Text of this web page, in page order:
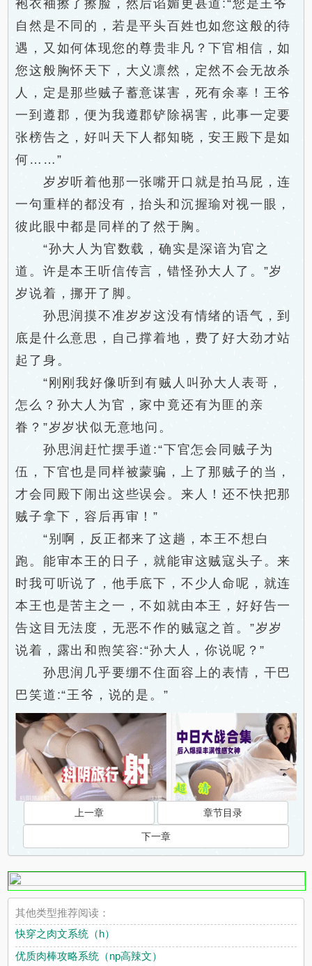
袍衣袖擦了擦脸，然后谄媚更甚道:“您是王爷
自然是不同的，若是平头百姓也如您这般的待
遇，又如何体现您的尊贵非凡？下官相信，如
您这般胸怀天下，大义凛然，定然不会无故杀
人，定是那些贼子蓄意谋害，死有余辜！王爷
一到遵郡，便为我遵郡铲除祸害，此事一定要
张榜告之，好叫天下人都知晓，安王殿下是如
何……”
岁岁听着他那一张嘴开口就是拍马屁，连
一句重样的都没有，抬头和沉握瑜对视一眼，
彼此眼中都是同样的了然于胸。
“孙大人为官数载，确实是深谙为官之
道。许是本王听信传言，错怪孙大人了。”岁
岁说着，挪开了脚。
孙思润摸不准岁岁这没有情绪的语气，到
底是什么意思，自己撑着地，费了好大劲才站
起了身。
“刚刚我好像听到有贼人叫孙大人表哥，
怎么？孙大人为官，家中竟还有为匪的亲
眷？”岁岁状似无意地问。
孙思润赶忙摆手道:“下官怎会同贼子为
伍，下官也是同样被蒙骗，上了那贼子的当，
才会同殿下闹出这些误会。来人！还不快把那
贼子拿下，容后再审！”
“别啊，反正都来了这趟，本王不想白
跑。能审本王的日子，就能审这贼寇头子。来
时我可听说了，他手底下，不少人命呢，就连
本王也是苦主之一，不如就由本王，好好告一
告这目无法度，无恶不作的贼寇之首。”岁岁
说着，露出和煦笑容:“孙大人，你说呢？”
孙思润几乎要绷不住面容上的表情，干巴
巴笑道:“王爷，说的是。”
上一章 章节目录
下一章
其他类型推荐阅读：
快穿之肉文系统（h）
优质肉棒攻略系统（np高辣文）